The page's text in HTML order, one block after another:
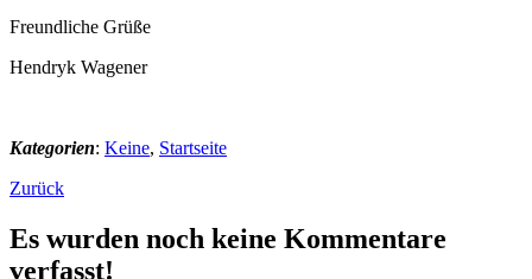
Freundliche Grüße
Hendryk Wagener
Kategorien: Keine, Startseite
Zurück
Es wurden noch keine Kommentare
verfasst!